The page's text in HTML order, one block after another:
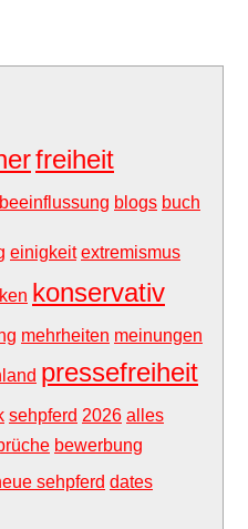
freiheit
beeinflussung blogs buch
einigkeit extremismus
konservativ
mehrheiten meinungen
pressefreiheit
sehpferd 2026 alles
bewerbung
sehpferd dates